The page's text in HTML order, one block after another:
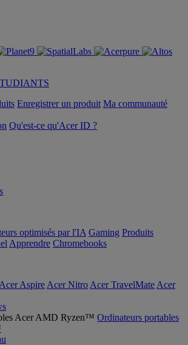
Enregistrer un produit Ma communauté
Qu'est-ce qu'Acer ID ?
optimisés par l'IA Gaming Produits
Apprendre Chromebooks
Acer Aspire Acer Nitro Acer TravelMate Acer
Ordinateurs portables